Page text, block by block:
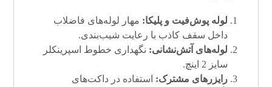
لوله پوش‌فیت و پلیکا: مهار لوله‌های فاضلاب
داخل سقف کاذب با رعایت شیب‌بندی.
لوله‌های آتش‌نشانی: نگهداری خطوط اسپرینکلر
سایز 2 اینچ.
رایزرهای مشترک: استفاده در داکت‌های